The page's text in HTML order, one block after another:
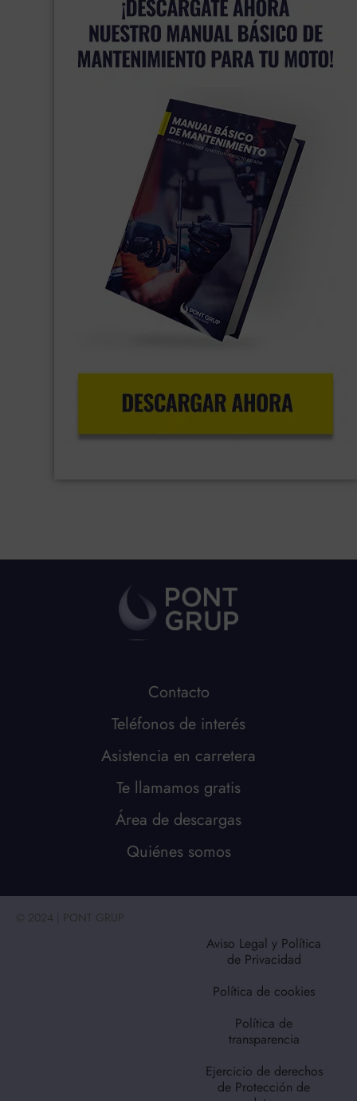
Contacto
Teléfonos de interés
Asistencia en carretera
Te llamamos gratis
Área de descargas
Quiénes somos
© 2024 | PONT GRUP
Aviso Legal y Política
de Privacidad
Política de cookies
Política de
transparencia
Ejercicio de derechos
de Protección de